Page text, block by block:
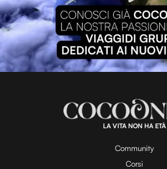
P
l
a
y
n
6
.
0
5
LA VITA NON HA ETÀ
Community
Corsi